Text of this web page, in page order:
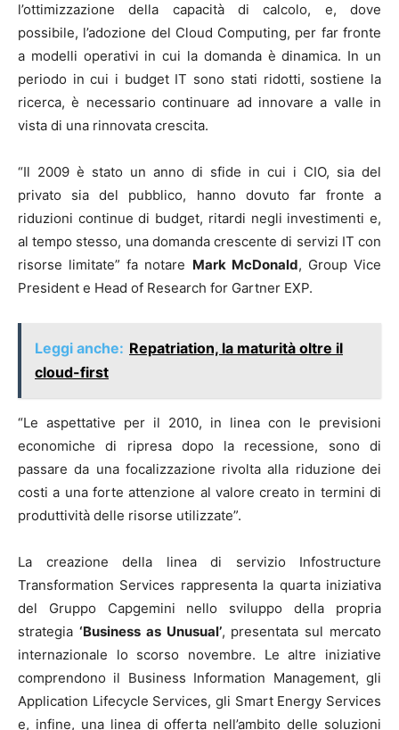
l’ottimizzazione della capacità di calcolo, e, dove
possibile, l’adozione del Cloud Computing, per far fronte
a modelli operativi in cui la domanda è dinamica. In un
periodo in cui i budget IT sono stati ridotti, sostiene la
ricerca, è necessario continuare ad innovare a valle in
vista di una rinnovata crescita.
“Il 2009 è stato un anno di sfide in cui i CIO, sia del
privato sia del pubblico, hanno dovuto far fronte a
riduzioni continue di budget, ritardi negli investimenti e,
al tempo stesso, una domanda crescente di servizi IT con
risorse limitate” fa notare Mark McDonald, Group Vice
President e Head of Research for Gartner EXP.
Leggi anche: Repatriation, la maturità oltre il
cloud-first
“Le aspettative per il 2010, in linea con le previsioni
economiche di ripresa dopo la recessione, sono di
passare da una focalizzazione rivolta alla riduzione dei
costi a una forte attenzione al valore creato in termini di
produttività delle risorse utilizzate”.
La creazione della linea di servizio Infostructure
Transformation Services rappresenta la quarta iniziativa
del Gruppo Capgemini nello sviluppo della propria
strategia ‘Business as Unusual’, presentata sul mercato
internazionale lo scorso novembre. Le altre iniziative
comprendono il Business Information Management, gli
Application Lifecycle Services, gli Smart Energy Services
e, infine, una linea di offerta nell’ambito delle soluzioni